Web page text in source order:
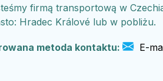
firmą transportową w
Hradec Králové lub w pobliżu.
metoda kontaktu: E-